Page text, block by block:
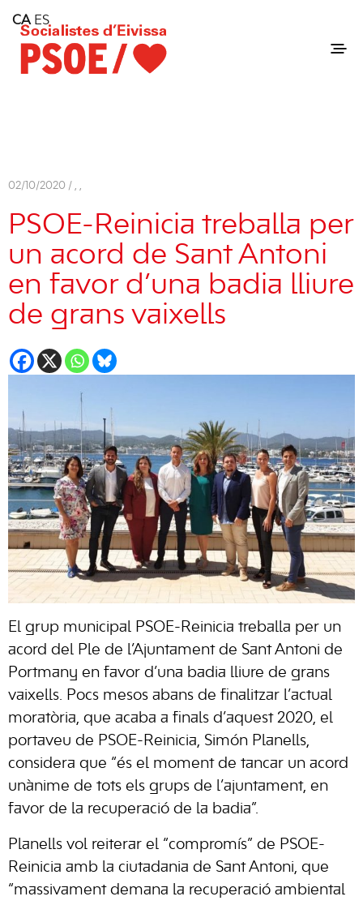
Consell Insular d'Eivissa
Services
Contact
02/10/2020 / , ,
PSOE-Reinicia treballa per
un acord de Sant Antoni
en favor d’una badia lliure
de grans vaixells
El grup municipal PSOE-Reinicia treballa per un
acord del Ple de l’Ajuntament de Sant Antoni de
Portmany en favor d’una badia lliure de grans
vaixells. Pocs mesos abans de finalitzar l’actual
moratòria, que acaba a finals d’aquest 2020, el
portaveu de PSOE-Reinicia, Simón Planells,
considera que “és el moment de tancar un acord
unànime de tots els grups de l’ajuntament, en
favor de la recuperació de la badia”.
Planells vol reiterar el “compromís” de PSOE-
Reinicia amb la ciutadania de Sant Antoni, que
“massivament demana la recuperació ambiental
CA ES